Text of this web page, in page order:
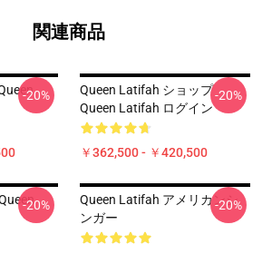
関連商品
-20%
Queen Latifah ショップ
Queen Latifah ログイン
￥362,500 - ￥420,500
-20%
-20%
Queen Latifah アメリカンシ
ンガー
-20%